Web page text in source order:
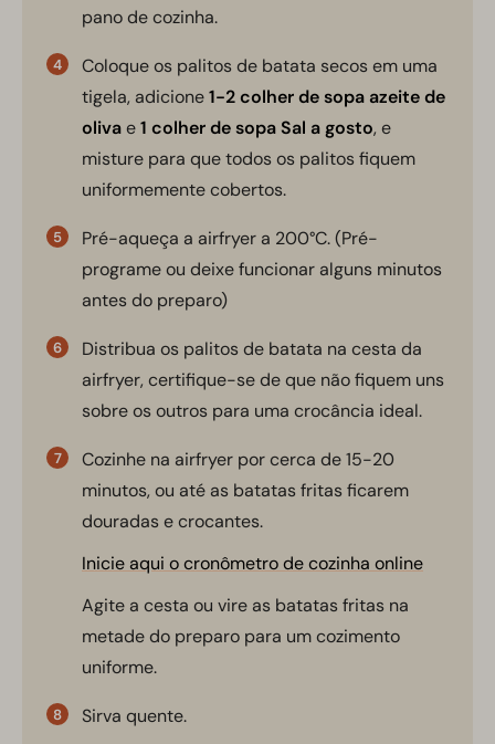
pano de cozinha.
Coloque os palitos de batata secos em uma
tigela, adicione1-2 colher de sopa azeite de
olivae1 colher de sopa Sal a gosto, e
misture para que todos os palitos fiquem
uniformemente cobertos.
Pré-aqueça a airfryer a 200°C. (Pré-
programe ou deixe funcionar alguns minutos
antes do preparo)
Distribua os palitos de batata na cesta da
airfryer, certifique-se de que não fiquem uns
sobre os outros para uma crocância ideal.
Cozinhe na airfryer por cerca de 15-20
minutos, ou até as batatas fritas ficarem
douradas e crocantes.
Inicie aqui o cronômetro de cozinha online
Agite a cesta ou vire as batatas fritas na
metade do preparo para um cozimento
uniforme.
Sirva quente.